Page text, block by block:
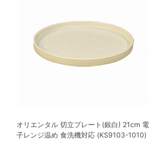
オリエンタル 切立プレート(銀白) 21cm 電
子レンジ温め 食洗機対応 (KS9103-1010)